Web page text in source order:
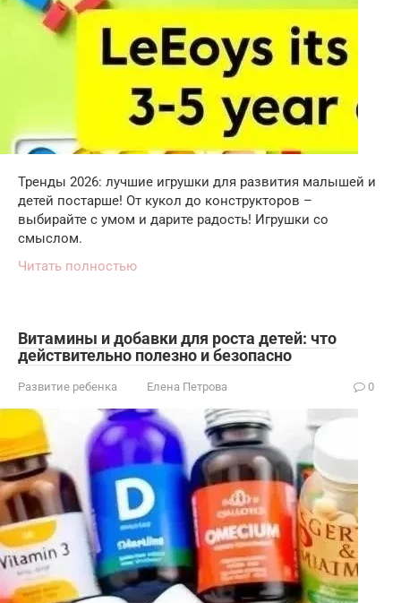
Тренды 2026: лучшие игрушки для развития малышей и
детей постарше! От кукол до конструкторов –
выбирайте с умом и дарите радость! Игрушки со
смыслом.
Читать полностью
Витамины и добавки для роста детей: что
действительно полезно и безопасно
Развитие ребенка Елена Петрова 0